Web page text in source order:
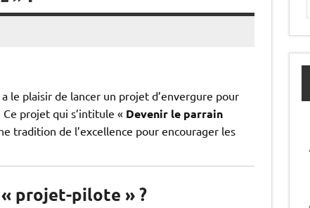
le plaisir de lancer un projet d’envergure pour
projet qui s’intitule « Devenir le parrain
tradition de l’excellence pour encourager les
projet-pilote » ?